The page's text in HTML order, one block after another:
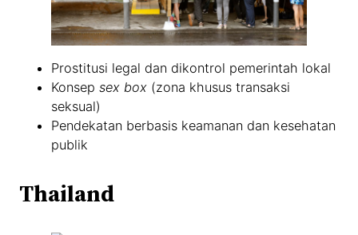
Prostitusi legal dan dikontrol pemerintah lokal
Konsepsex box (zona khusus transaksi
seksual)
Pendekatan berbasis keamanan dan kesehatan
publik
Thailand